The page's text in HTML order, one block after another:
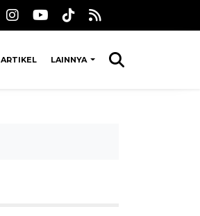
ARTIKEL LAINNYA